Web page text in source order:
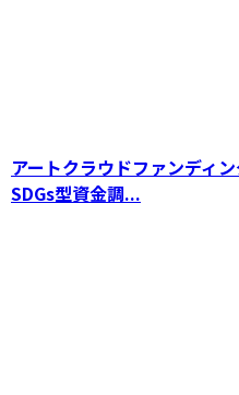
アートクラウドファンディ
SDGs型資金調...